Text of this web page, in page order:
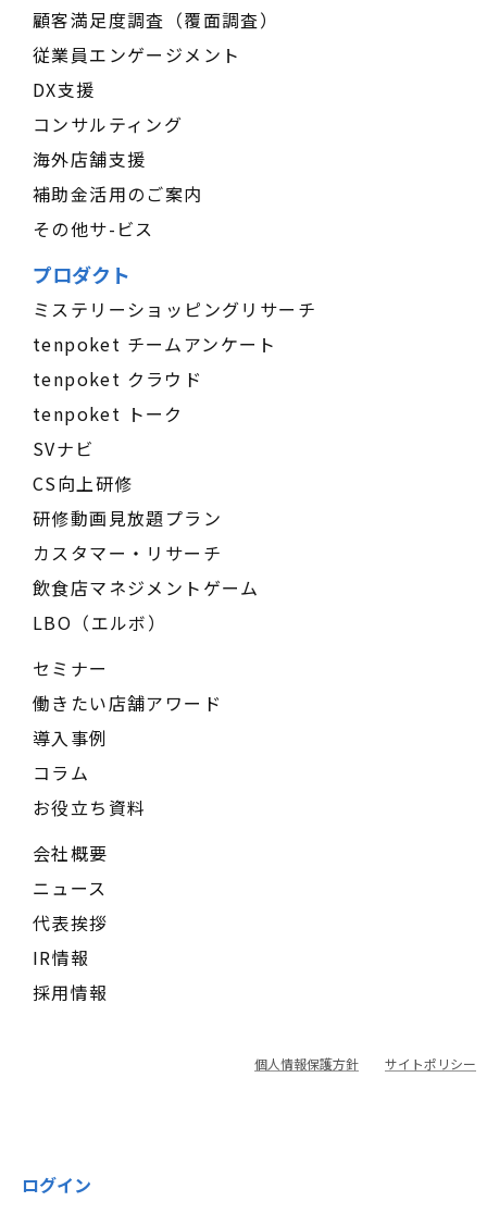
顧客満足度調査（覆面調査）
従業員エンゲージメント
DX支援
コンサルティング
海外店舗支援
補助金活用のご案内
その他サ-ビス
プロダクト
ミステリーショッピングリサーチ
tenpoket チームアンケート
tenpoket クラウド
tenpoket トーク
SVナビ
CS向上研修
研修動画見放題プラン
カスタマー・リサーチ
飲食店マネジメントゲーム
LBO（エルボ）
セミナー
働きたい店舗アワード
導入事例
コラム
お役立ち資料
会社概要
ニュース
代表挨拶
IR情報
採用情報
個人情報保護方針 サイトポリシー
ログイン